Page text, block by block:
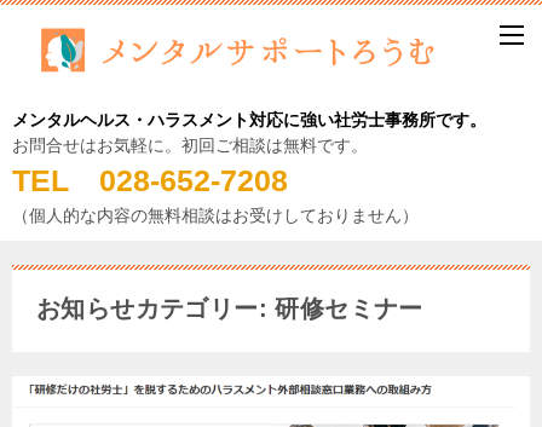
メンタルヘルス・ハラスメント対応に強い社労士事務所です。
お問合せはお気軽に。初回ご相談は無料です。
TEL 028-652-7208
（個人的な内容の無料相談はお受けしておりません）
お知らせカテゴリー: 研修セミナー